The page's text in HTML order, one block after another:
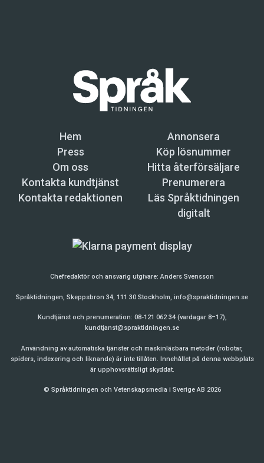
Hem
Annonsera
Press
Köp lösnummer
Om oss
Hitta återförsäljare
Kontakta kundtjänst
Prenumerera
Kontakta redaktionen
Läs Språktidningen
digitalt
Chefredaktör och ansvarig utgivare:Anders Svensson
Språktidningen, Skeppsbron 34, 111 30 Stockholm, info@spraktidningen.se
Kundtjänst och prenumeration: 08-121 062 34 (vardagar 8–17),
kundtjanst@spraktidningen.se
Användning av automatiska tjänster och maskinläsbara metoder (robotar,
spiders, indexering och liknande) är inte tillåten. Innehållet på denna webbplats
är upphovsrättsligt skyddat.
© Språktidningen och Vetenskapsmedia i Sverige AB 2026